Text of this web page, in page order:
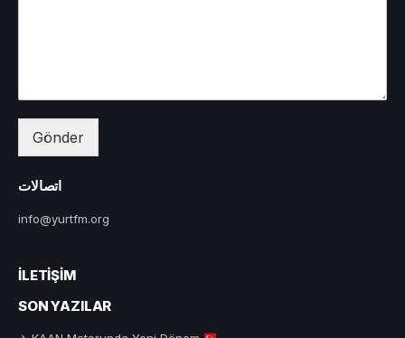
Gönder
اتصالات
info@yurtfm.org
İLETIŞIM
SON YAZILAR